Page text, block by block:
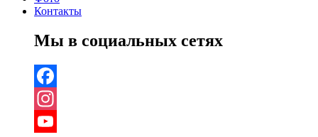
Контакты
Мы в социальных сетях
Facebook
Instagram